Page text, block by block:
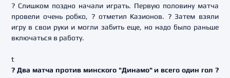
? Слишком поздно начали играть. Первую половину матча
провели очень робко, ? отметил Казионов. ? Затем взяли
игру в свои руки и могли забить еще, но надо было раньше
включаться в работу.
t
? Два матча против минского "Динамо" и всего один гол ?